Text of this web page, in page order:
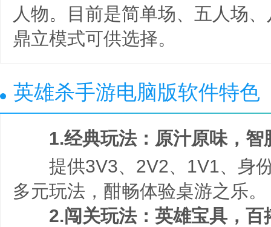
人物。目前是简单场、五人场
鼎立模式可供选择。
英雄杀手游电脑版软件特色
1.经典玩法：原汁原味，智
提供3V3、2V2、1V1、身份
多元玩法，酣畅体验桌游之乐。
2.闯关玩法：英雄宝具，百